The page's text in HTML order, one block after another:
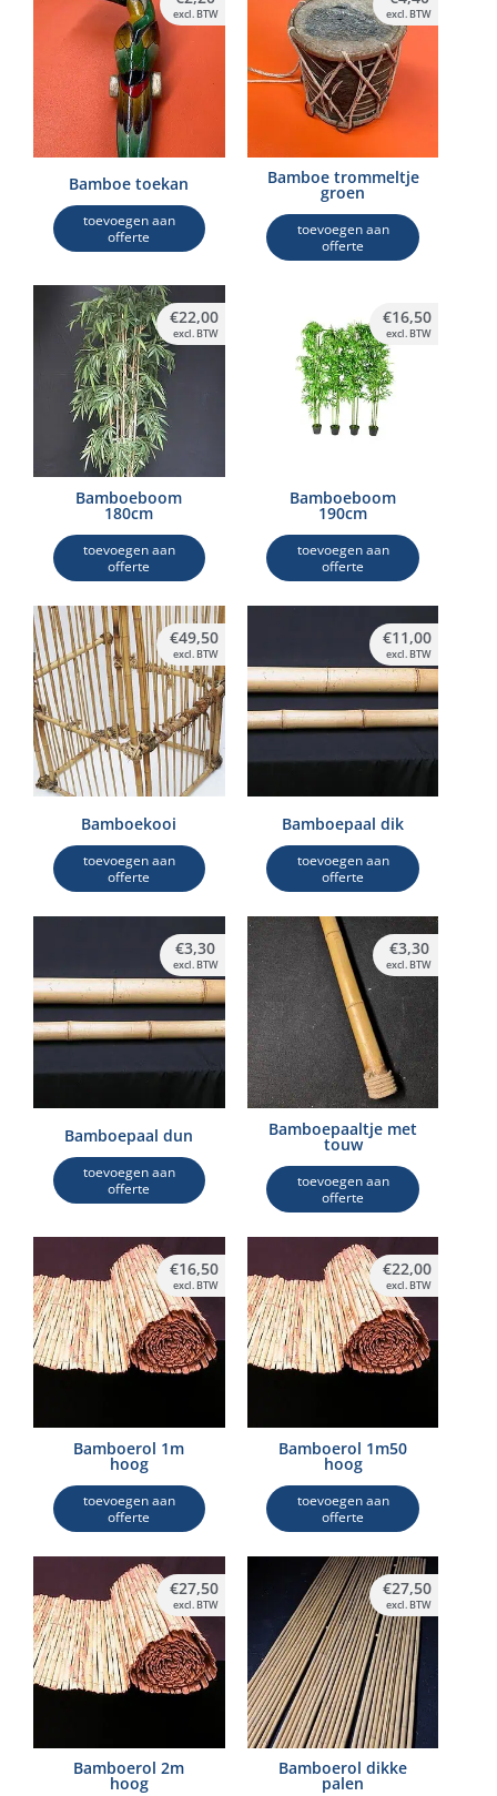
Bamboe toekan
toevoegen aan
offerte
excl. BTW
Bamboe trommeltje
groen
toevoegen aan
offerte
excl. BTW
Bamboeboom
180cm
toevoegen aan
offerte
€22,00
excl. BTW
Bamboeboom
190cm
toevoegen aan
offerte
€16,50
excl. BTW
Bamboekooi
toevoegen aan
offerte
€49,50
excl. BTW
Bamboepaal dik
toevoegen aan
offerte
€11,00
excl. BTW
Bamboepaal dun
toevoegen aan
offerte
€3,30
excl. BTW
Bamboepaaltje met
touw
toevoegen aan
offerte
€3,30
excl. BTW
Bamboerol 1m
hoog
toevoegen aan
offerte
€16,50
excl. BTW
Bamboerol 1m50
hoog
toevoegen aan
offerte
€22,00
excl. BTW
Bamboerol 2m
hoog
€27,50
excl. BTW
Bamboerol dikke
palen
€27,50
excl. BTW